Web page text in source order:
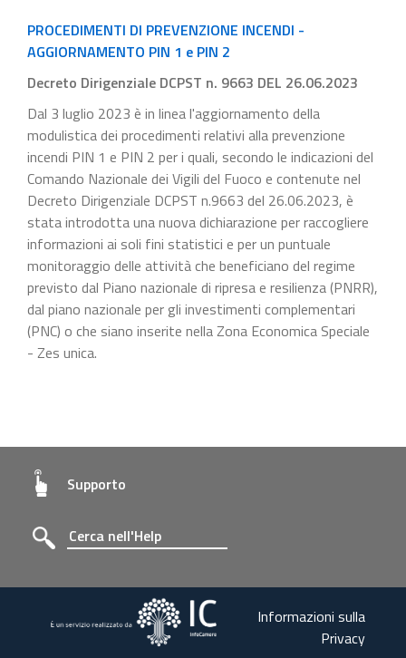
PROCEDIMENTI DI PREVENZIONE INCENDI -
AGGIORNAMENTO PIN 1 e PIN 2
Decreto Dirigenziale DCPST n. 9663 DEL 26.06.2023
Dal 3 luglio 2023 è in linea l'aggiornamento della
modulistica dei procedimenti relativi alla prevenzione
incendi PIN 1 e PIN 2 per i quali, secondo le indicazioni del
Comando Nazionale dei Vigili del Fuoco e contenute nel
Decreto Dirigenziale DCPST n.9663 del 26.06.2023, è
stata introdotta una nuova dichiarazione per raccogliere
informazioni ai soli fini statistici e per un puntuale
monitoraggio delle attività che beneficiano del regime
previsto dal Piano nazionale di ripresa e resilienza (PNRR),
dal piano nazionale per gli investimenti complementari
(PNC) o che siano inserite nella Zona Economica Speciale
- Zes unica.
Supporto
Informazioni sulla
Privacy